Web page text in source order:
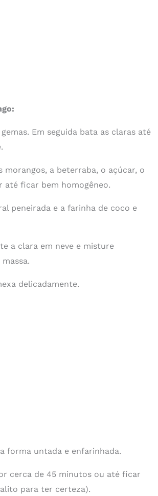
Em seguida bata as claras até
morangos, a beterraba, o açúcar, o
até ficar bem homogêneo.
peneirada e a farinha de coco e
a clara em neve e misture
delicadamente.
forma untada e enfarinhada.
cerca de 45 minutos ou até ficar
para ter certeza).